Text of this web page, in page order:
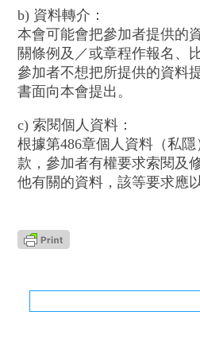
b) 資料轉介：
本會可能會把參加者提供的
關條例及／或章程作報名、
參加者不想把所提供的資料
書面向本會提出。
c) 索閱個人資料：
根據第486章個人資料（私
款，參加者有權要求索閱及
他有關的資料，該等要求應